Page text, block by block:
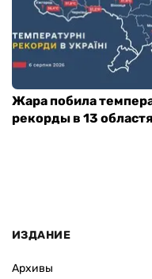
Жара побила
рекорды в 13
ИЗДАНИЕ
Архивы